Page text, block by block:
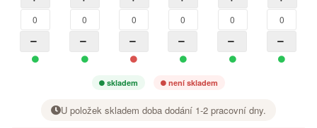
skladem není skladem
U položek skladem doba dodání 1-2 pracovní dny.